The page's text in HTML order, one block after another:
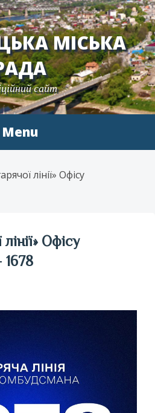
МІСЬКА
сайт
Menu
content
лінії» Офісу
Офісу